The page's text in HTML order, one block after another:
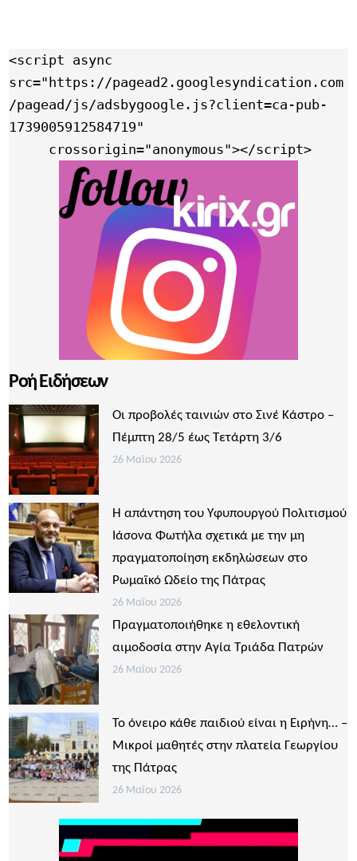
<script async
src="https://pagead2.googlesyndication.com
/pagead/js/adsbygoogle.js?client=ca-pub-
1739005912584719"
     crossorigin="anonymous"></script>
Ροή Ειδήσεων
Οι προβολές ταινιών στο Σινέ Κάστρο –
Πέμπτη 28/5 έως Τετάρτη 3/6
26 Μαΐου 2026
Η απάντηση του Υφυπουργού Πολιτισμού
Ιάσονα Φωτήλα σχετικά με την μη
πραγματοποίηση εκδηλώσεων στο
Ρωμαϊκό Ωδείο της Πάτρας
26 Μαΐου 2026
Πραγματοποιήθηκε η εθελοντική
αιμοδοσία στην Αγία Τριάδα Πατρών
26 Μαΐου 2026
Το όνειρο κάθε παιδιού είναι η Ειρήνη… –
Μικροί μαθητές στην πλατεία Γεωργίου
της Πάτρας
26 Μαΐου 2026